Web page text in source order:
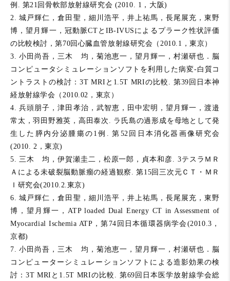
例. 第21回骨軟部放射線研究会 (2010. 1，大阪)
2. 城戸輝仁，倉田聖，細川浩平，井上祐馬，長尾展充，東野
博，望月輝一，冠動脈CTとIB-IVUSによるプラーク性状評価
の比較検討，第70回心臓血管放射線研究会（2010.1，東京）
3. 小田尚吾，三木 均，菊池恵一，望月輝一，村瀬研也．脳
コンピュータシミュレーションソフトを利用した病変-白質コ
ントラストの検討：3T MRIと1.5T MRIの比較. 第39回日本神
経放射線学会（2010.02，東京）
4. 兵頭朋子，津田孝治，武智恵，田中宏明，望月輝一，渡邉
常太，羽田野雅英，高田泰次. ラ氏島の過形成を母地として発
生した膵内分泌腫瘍の1例. 第52回日本消化器画像研究会
(2010. 2，東京)
5. 三木 均，伊賀瀬圭二，松原一郎，貞本和彦. 3テスラＭＲ
Ａによる未破裂脳動脈瘤の経過観察. 第15回三次元ＣＴ・ＭＲ
Ｉ研究会(2010.2.東京)
6. 城戸輝仁，倉田聖，細川浩平，井上祐馬，長尾展充，東野
博，望月輝一，ATP loaded Dual Energy CT in Assessment of
Myocardial Ischemia ATP，第74回日本循環器病学会(2010.3，
京都)
7. 小田尚吾，三木 均，菊池恵一，望月輝一，村瀬研也．脳
コンピューターシミュレーションソフトによる造影効果の検
討：3T MRIと1.5T MRIの比較. 第69回日本医学放射線学会総